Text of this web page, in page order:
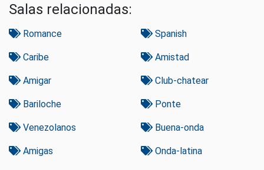
Salas relacionadas:
Romance Spanish
Caribe Amistad
Amigar Club-chatear
Bariloche Ponte
Venezolanos Buena-onda
Amigas Onda-latina